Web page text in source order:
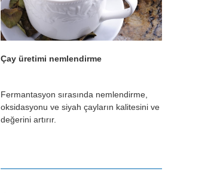
Çay üretimi nemlendirme
Fermantasyon sırasında nemlendirme,
oksidasyonu ve siyah çayların kalitesini ve
değerini artırır.